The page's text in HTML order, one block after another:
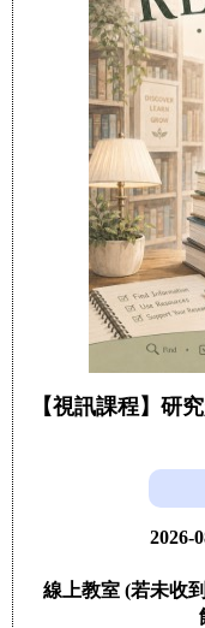
【視訊課程】研
2026-
線上教室 (若未收